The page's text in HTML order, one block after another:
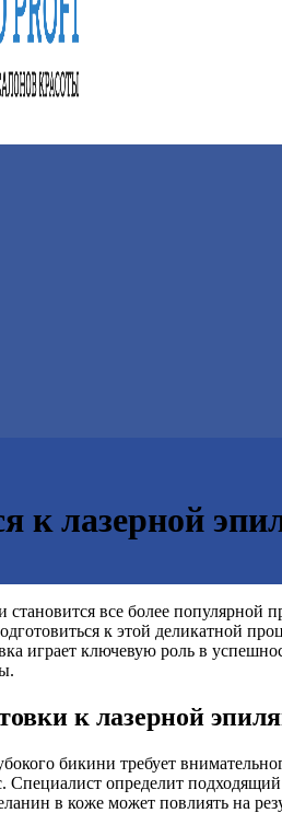
к лазерной
становится все более
к этой деликатной
играет ключевую роль в
к лазерной
бикини требует
определит
в коже может повлиять на